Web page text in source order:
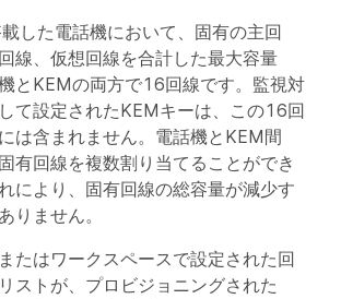
した電話機において、固有の主回
線、仮想回線を合計した最大容量
とKEMの両方で16回線です。監視対
て設定されたKEMキーは、この16回
は含まれません。電話機とKEM間
有回線を複数割り当てることができ
により、固有回線の総容量が減少す
りません。
たはワークスペースで設定された回
ストが、プロビジョニングされた